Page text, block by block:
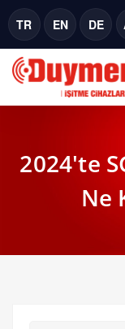
TR EN DE
2024'te
Ne